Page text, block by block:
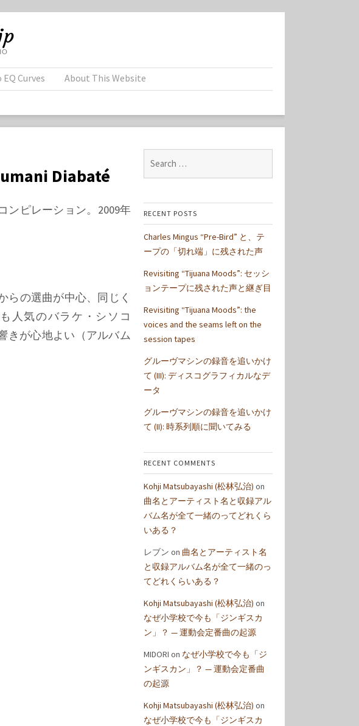
Curves About This Website
Diabaté
ンピレーション。2009年
らの選曲が中心、同じく
人気のバラケ・シソコ
きが心地よい（アルバム
for:
RECENT POSTS
Charles Mingus “Pre-Bird” と、テ
ープの「切れ端」に残された声
Revisiting “Tijuana Moods”: セッシ
ョンテープに残された声と継ぎ目
Revisiting “Tijuana Moods”: the
voices and the seams left on the
session tapes
グルーヴマシンの録音を追いかけ
て (III): ディスコグラフィカルなデ
ータ
グルーヴマシンの録音を追いかけ
て (II): 時系列順に聞いてみる
RECENT COMMENTS
Kohji Matsubayashi (松林弘治) on
曲名とアーティスト名と収録アル
バム名が全て一緒のってどれくら
いある？
レブン on 曲名とアーティスト名
と収録アルバム名が全て一緒のっ
てどれくらいある？
Kohji Matsubayashi (松林弘治) on
なぜ小学校で今も「ジンギスカ
ン」？ — 運動会定番曲の起源
MIDORI on なぜ小学校で今も「ジ
ンギスカン」？ — 運動会定番曲
の起源
Kohji Matsubayashi (松林弘治) on
なぜ小学校で今も「ジンギスカ